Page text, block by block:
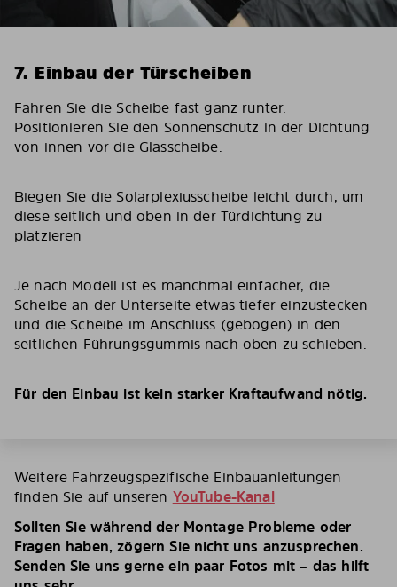
7. Einbau der Türscheiben
Fahren Sie die Scheibe fast ganz runter.
Positionieren Sie den Sonnenschutz in der Dichtung
von innen vor die Glasscheibe.
Biegen Sie die Solarplexiusscheibe leicht durch, um
diese seitlich und oben in der Türdichtung zu
platzieren
Je nach Modell ist es manchmal einfacher, die
Scheibe an der Unterseite etwas tiefer einzustecken
und die Scheibe im Anschluss (gebogen) in den
seitlichen Führungsgummis nach oben zu schieben.
Für den Einbau ist kein starker Kraftaufwand nötig.
Weitere Fahrzeugspezifische Einbauanleitungen
finden Sie auf unseren YouTube-Kanal
Sollten Sie während der Montage Probleme oder
Fragen haben, zögern Sie nicht uns anzusprechen.
Senden Sie uns gerne ein paar Fotos mit – das hilft